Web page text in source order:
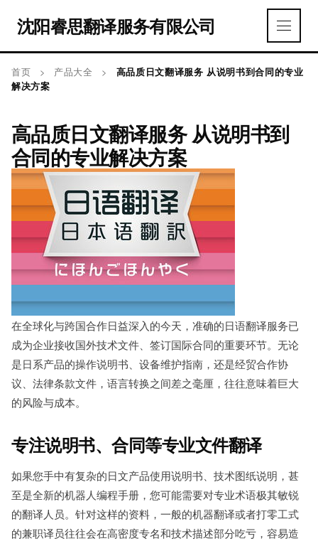
沈阳睿思翻译服务有限公司
首页 > 产品大全 >
高品质日文翻译服务 从说明书到合同的专业
解决方案
高品质日文翻译服务 从说明书到
合同的专业解决方案
在全球化与跨国合作日益深入的今天，准确的日语翻译服务已
成为企业接收国外技术文件、签订国际合同的重要环节。无论
是日系产品的操作说明书、设备维护指南，还是经贸合作协
议、法律条款文件，语言转换之间差之毫厘，往往意味着巨大
的风险与成本。
专注说明书、合同等专业文件翻译
如果您手中有复杂的日文产品使用说明书、技术图纸说明，甚
至是全新的机器人编程手册，您可能需要对专业术语极其敏锐
的翻译人员。针对这样的资料，一般的机器翻译或者打零工式
的兼职译员往往会在高密度专名和技术描述部分吃亏，容易造